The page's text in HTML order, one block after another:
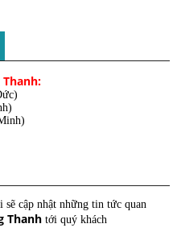
(Mss. Minh)​
cập nhật những tin tức quan
Thanhtới quý khách